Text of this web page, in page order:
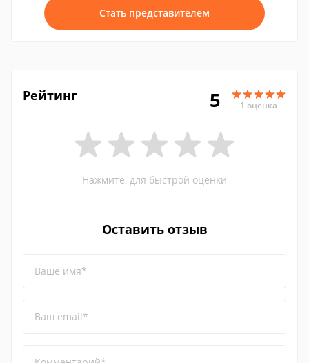
Стать представителем
Рейтинг 5 1 оценка
Нажмите, для быстрой оценки
Оставить отзыв
Ваше имя*
Ваш email*